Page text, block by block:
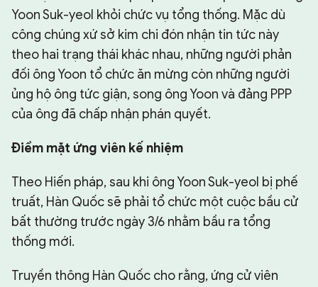
Yoon Suk-yeol khỏi chức vụ tổng thống. Mặc dù
công chúng xứ sở kim chi đón nhận tin tức này
theo hai trạng thái khác nhau, những người phản
đối ông Yoon tổ chức ăn mừng còn những người
ủng hộ ông tức giận, song ông Yoon và đảng PPP
của ông đã chấp nhận phán quyết.
Điểm mặt ứng viên kế nhiệm
Theo Hiến pháp, sau khi ông Yoon Suk-yeol bị phế
truất, Hàn Quốc sẽ phải tổ chức một cuộc bầu cử
bất thường trước ngày 3/6 nhằm bầu ra tổng
thống mới.
Truyền thông Hàn Quốc cho rằng, ứng cử viên